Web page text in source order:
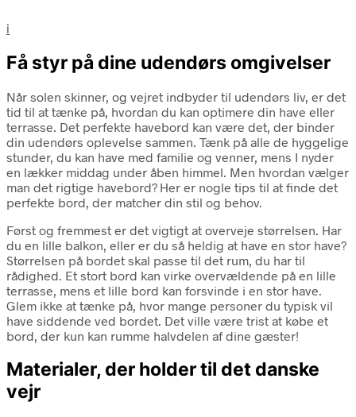
i
Få styr på dine udendørs omgivelser
Når solen skinner, og vejret indbyder til udendørs liv, er det
tid til at tænke på, hvordan du kan optimere din have eller
terrasse. Det perfekte havebord kan være det, der binder
din udendørs oplevelse sammen. Tænk på alle de hyggelige
stunder, du kan have med familie og venner, mens I nyder
en lækker middag under åben himmel. Men hvordan vælger
man det rigtige havebord? Her er nogle tips til at finde det
perfekte bord, der matcher din stil og behov.
Først og fremmest er det vigtigt at overveje størrelsen. Har
du en lille balkon, eller er du så heldig at have en stor have?
Størrelsen på bordet skal passe til det rum, du har til
rådighed. Et stort bord kan virke overvældende på en lille
terrasse, mens et lille bord kan forsvinde i en stor have.
Glem ikke at tænke på, hvor mange personer du typisk vil
have siddende ved bordet. Det ville være trist at købe et
bord, der kun kan rumme halvdelen af dine gæster!
Materialer, der holder til det danske
vejr